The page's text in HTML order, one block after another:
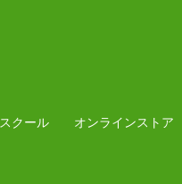
スクール オンラインストア